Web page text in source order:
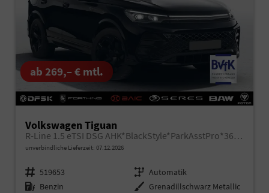
ab 269,– € mtl.
Volkswagen Tiguan
R-Line 1.5 eTSI DSG AHK*BlackStyle*ParkAsstPro*360° Kamera*Android Auto*Navi*SHZ*Matrix*HUD
unverbindliche Lieferzeit: 07.12.2026
Fahrzeugnr. 519653 Getriebe Automatik
Kraftstoff Benzin Außenfarbe Grenadillschwarz Metallic